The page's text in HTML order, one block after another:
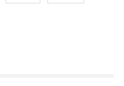
ЛГБТ в Україні.
"лайк" під
development of